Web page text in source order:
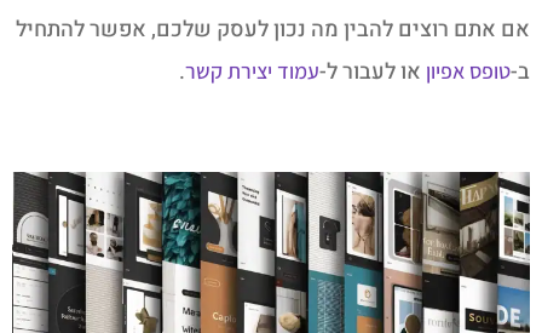
אם אתם רוצים להבין מה נכון לעסק שלכם, אפשר להתחיל
ב-טופס אפיון או לעבור ל-עמוד יצירת קשר.